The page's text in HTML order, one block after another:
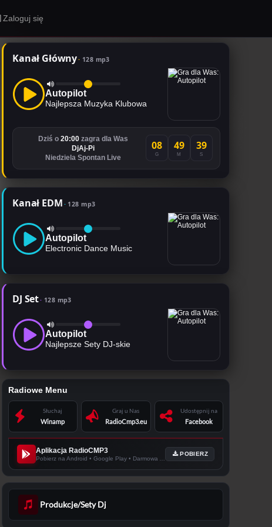
Zaloguj się
Kanał Główny 128 mp3
Autopilot
Najlepsza Muzyka Klubowa
Dziś o 20:00zagra dla Was
DjAj-Pi
Niedziela Spontan Live
08
G
49
M
38
S
Kanał EDM 128 mp3
Autopilot
Electronic Dance Music
DJ Set 128 mp3
Autopilot
Najlepsze Sety DJ-skie
Radiowe Menu
Słuchaj
Winamp
Graj u Nas
RadioCmp3.eu
Udostępnij na
Facebook
Aplikacja RadioCMP3 POBIERZ
Produkcje/Sety Dj